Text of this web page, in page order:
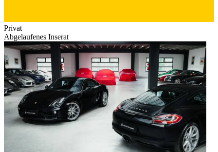
Privat
Abgelaufenes Inserat